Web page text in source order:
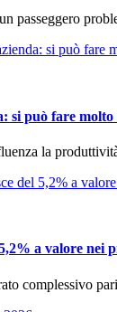
passeggero
si può fare molto
la
a valore nei
complessivo